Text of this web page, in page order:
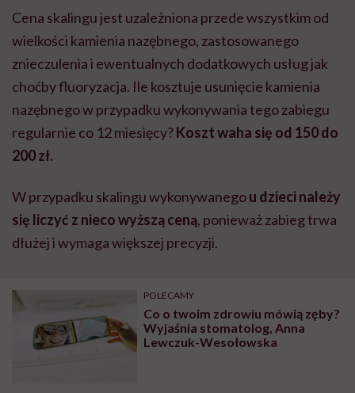
Cena skalingu jest uzależniona przede wszystkim od
wielkości kamienia nazębnego, zastosowanego
znieczulenia i ewentualnych dodatkowych usług jak
choćby fluoryzacja. Ile kosztuje usunięcie kamienia
nazębnego w przypadku wykonywania tego zabiegu
regularnie co 12 miesięcy?Koszt waha się od 150 do
200 zł.
W przypadku skalingu wykonywanegou dzieci należy
się liczyć z nieco wyższą ceną, ponieważ zabieg trwa
dłużej i wymaga większej precyzji.
POLECAMY
Co o twoim zdrowiu mówią zęby?
Wyjaśnia stomatolog, Anna
Lewczuk-Wesołowska